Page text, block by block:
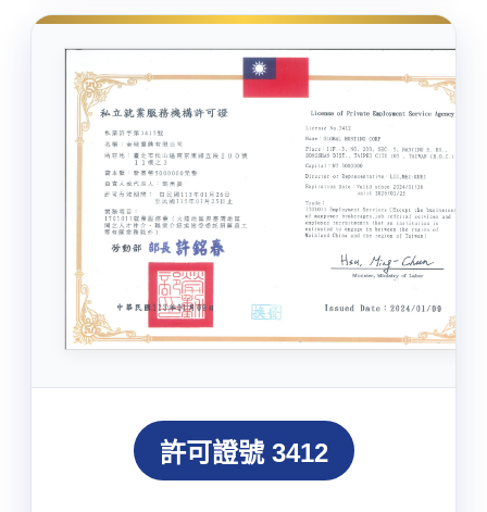
許可證號 3412